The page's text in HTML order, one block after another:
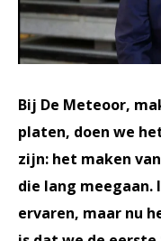
Veelgestelde
Bij De Meteoor,
platen, doen we
zijn: het maken
die lang
ervaren, maar nu